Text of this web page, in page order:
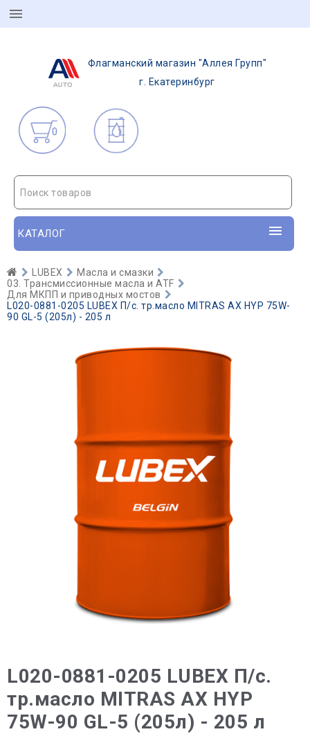
Флагманский магазин "Аллея Групп"
г. Екатеринбург
0
Поиск товаров
КАТАЛОГ
LUBEX
Масла и смазки
03. Трансмиссионные масла и ATF
Для МКПП и приводных мостов
L020-0881-0205 LUBEX П/с. тр.масло MITRAS AX HYP 75W-
90 GL-5 (205л) - 205 л
L020-0881-0205 LUBEX П/с.
тр.масло MITRAS AX HYP
75W-90 GL-5 (205л) - 205 л